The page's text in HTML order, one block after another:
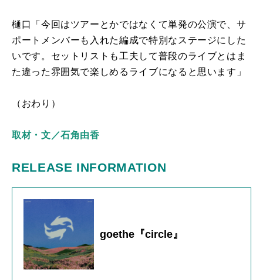
樋口「今回はツアーとかではなくて単発の公演で、サ
ポートメンバーも入れた編成で特別なステージにした
いです。セットリストも工夫して普段のライブとはま
た違った雰囲気で楽しめるライブになると思います」
（おわり）
取材・文／石角由香
RELEASE INFORMATION
goethe『circle』